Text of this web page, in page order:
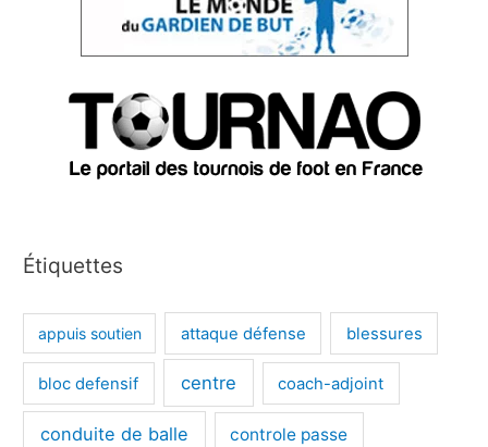
Étiquettes
appuis soutien attaque défense blessures
bloc defensif centre coach-adjoint
conduite de balle controle passe